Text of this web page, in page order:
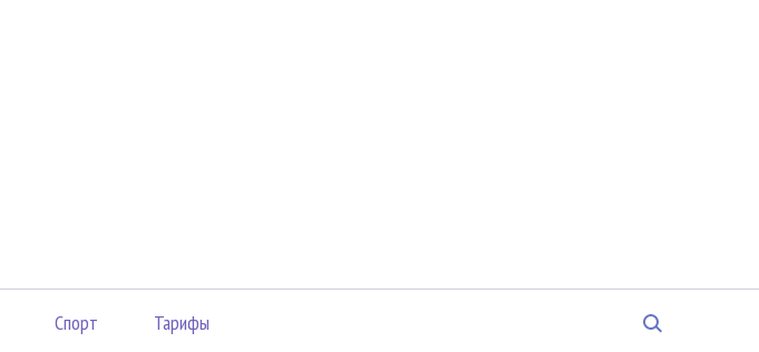
Спорт Тарифы